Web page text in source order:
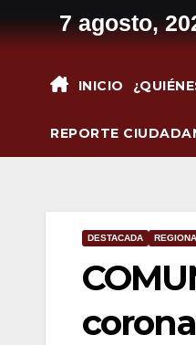
al
7 agosto,
INICIO
REPORTE
DESTACADA